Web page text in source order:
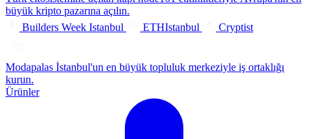
büyük kripto pazarına açılın.
Builders Week Istanbul
ETHIstanbul Cryptist
Modapalas İstanbul'un en büyük topluluk merkeziyle iş ortaklığı
kurun.
Ürünler